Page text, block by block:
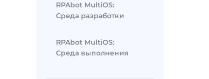
RPAbot MultiOS:
Среда разработки
RPAbot MultiOS:
Среда выполнения